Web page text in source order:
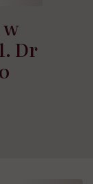
Dr